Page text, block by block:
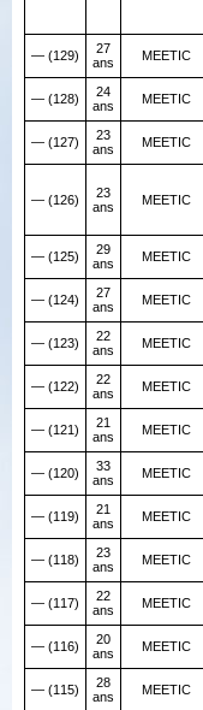
— (129)
27
ans
MEETIC
— (128)
24
ans
MEETIC
— (127)
23
ans
MEETIC
— (126)
23
ans
MEETIC
— (125)
29
ans
MEETIC
— (124)
27
ans
MEETIC
— (123)
22
ans
MEETIC
— (122)
22
ans
MEETIC
— (121)
21
ans
MEETIC
— (120)
33
ans
MEETIC
— (119)
21
ans
MEETIC
— (118)
23
ans
MEETIC
— (117)
22
ans
MEETIC
— (116)
20
ans
MEETIC
— (115)
28
ans
MEETIC